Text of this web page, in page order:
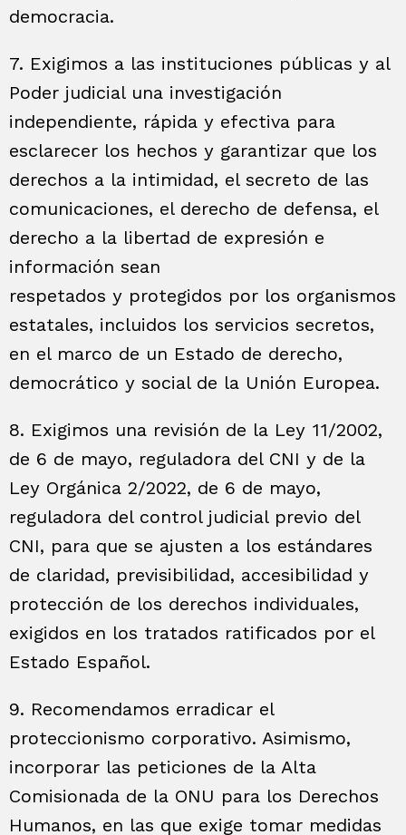
democracia.
7. Exigimos a las instituciones públicas y al
Poder judicial una investigación
independiente, rápida y efectiva para
esclarecer los hechos y garantizar que los
derechos a la intimidad, el secreto de las
comunicaciones, el derecho de defensa, el
derecho a la libertad de expresión e
información sean
respetados y protegidos por los organismos
estatales, incluidos los servicios secretos,
en el marco de un Estado de derecho,
democrático y social de la Unión Europea.
8. Exigimos una revisión de la Ley 11/2002,
de 6 de mayo, reguladora del CNI y de la
Ley Orgánica 2/2022, de 6 de mayo,
reguladora del control judicial previo del
CNI, para que se ajusten a los estándares
de claridad, previsibilidad, accesibilidad y
protección de los derechos individuales,
exigidos en los tratados ratificados por el
Estado Español.
9. Recomendamos erradicar el
proteccionismo corporativo. Asimismo,
incorporar las peticiones de la Alta
Comisionada de la ONU para los Derechos
Humanos, en las que exige tomar medidas